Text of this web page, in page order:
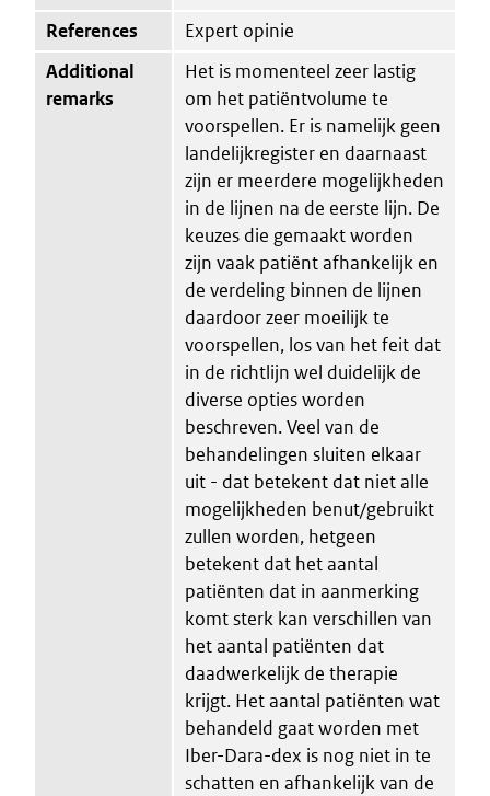
References
Expert opinie
Additional
remarks
Het is momenteel zeer lastig
om het patiëntvolume te
voorspellen. Er is namelijk geen
landelijkregister en daarnaast
zijn er meerdere mogelijkheden
in de lijnen na de eerste lijn. De
keuzes die gemaakt worden
zijn vaak patiënt afhankelijk en
de verdeling binnen de lijnen
daardoor zeer moeilijk te
voorspellen, los van het feit dat
in de richtlijn wel duidelijk de
diverse opties worden
beschreven. Veel van de
behandelingen sluiten elkaar
uit - dat betekent dat niet alle
mogelijkheden benut/gebruikt
zullen worden, hetgeen
betekent dat het aantal
patiënten dat in aanmerking
komt sterk kan verschillen van
het aantal patiënten dat
daadwerkelijk de therapie
krijgt. Het aantal patiënten wat
behandeld gaat worden met
Iber-Dara-dex is nog niet in te
schatten en afhankelijk van de